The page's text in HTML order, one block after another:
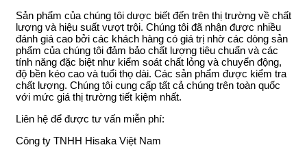
Sản phẩm của chúng tôi dược biết đến trên thị trường về chất
lượng và hiệu suất vượt trội. Chúng tôi đã nhận được nhiều
đánh giá cao bởi các khách hàng có giá trị nhờ các dòng sản
phẩm của chúng tôi đảm bảo chất lượng tiêu chuẩn và các
tính năng đặc biệt như kiểm soát chất lỏng và chuyển động,
độ bền kéo cao và tuổi thọ dài. Các sản phẩm được kiểm tra
chất lượng. Chúng tôi cung cấp tất cả chúng trên toàn quốc
với mức giá thị trường tiết kiệm nhất.
Liên hệ để được tư vấn miễn phí:
Công ty TNHH Hisaka Việt Nam